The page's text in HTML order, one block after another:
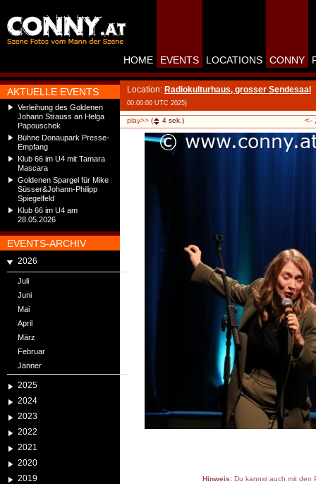
AKTUELLE EVENTS
Verleihung des Goldenen
Johann Strauss an Helga
Papouschek
Bühne Donaupark Presse-
Empfang
Klub 66 im U4 mit Tamara
Mascara
Goldenen Spargel für Mike
Süsser&Johann-Philipp
Spiegelfeld
Klub 66 im U4 am
28.05.2026
EVENTS-ARCHIV
2026
Juli
Juni
Mai
April
März
Februar
Jänner
2025
2024
2023
2022
2021
2020
2019
HOME EVENTS LOCATIONS CONNY
Location: Radiokulturhaus, grosser Sendesaal
00:00:00 UTC 2025)
play>> ( 4 sek.) <-
Hinweis:Du kannst auch mit den